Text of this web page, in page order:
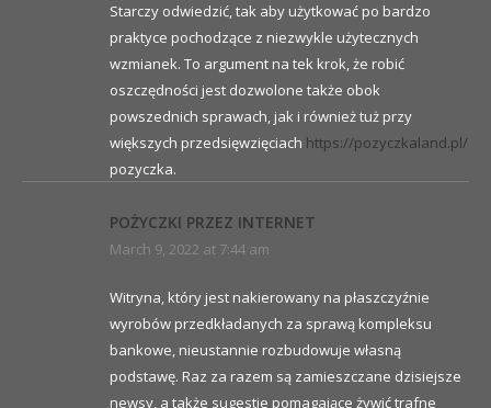
Starczy odwiedzić, tak aby użytkować po bardzo
praktyce pochodzące z niezwykle użytecznych
wzmianek. To argument na tek krok, że robić
oszczędności jest dozwolone także obok
powszednich sprawach, jak i również tuż przy
większych przedsięwzięciach https://pozyczkaland.pl/
pozyczka.
POŻYCZKI PRZEZ INTERNET
March 9, 2022 at 7:44 am
Witryna, który jest nakierowany na płaszczyźnie
wyrobów przedkładanych za sprawą kompleksu
bankowe, nieustannie rozbudowuje własną
podstawę. Raz za razem są zamieszczane dzisiejsze
newsy, a także sugestie pomagające żywić trafne